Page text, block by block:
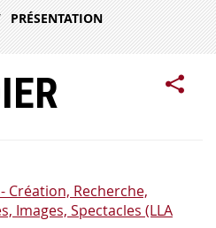
PRÉSENTATION
Création, Recherche,
Images, Spectacles (LLA